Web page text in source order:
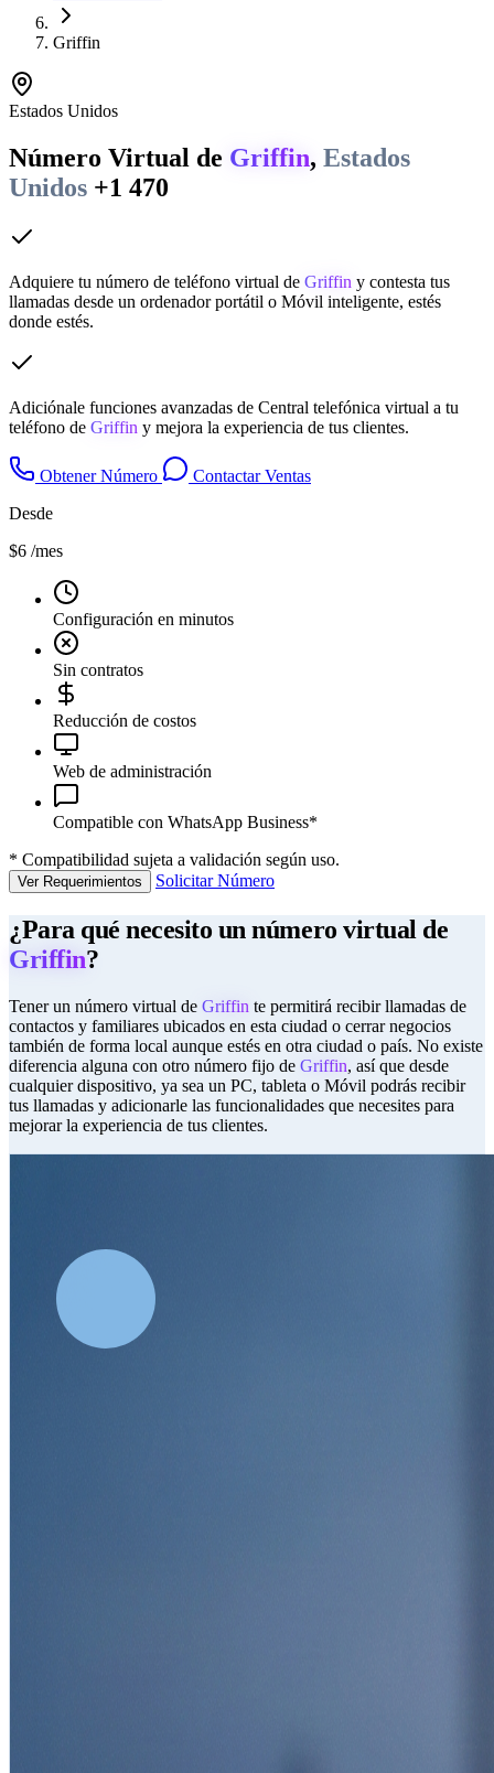
Griffin
Estados Unidos
Número Virtual de Griffin, Estados
Unidos +1 470
Adquiere tu número de teléfono virtual de Griffin y contesta tus
llamadas desde un ordenador portátil o Móvil inteligente, estés
donde estés.
Adiciónale funciones avanzadas de Central telefónica virtual a tu
teléfono de Griffin y mejora la experiencia de tus clientes.
Obtener Número
Contactar Ventas
Desde
$6 /mes
Configuración en minutos
Sin contratos
Reducción de costos
Web de administración
Compatible con WhatsApp Business*
* Compatibilidad sujeta a validación según uso.
Ver Requerimientos Solicitar Número
¿Para qué necesito un número virtual de
Griffin?
Tener un número virtual de Griffin te permitirá recibir llamadas de
contactos y familiares ubicados en esta ciudad o cerrar negocios
también de forma local aunque estés en otra ciudad o país. No existe
diferencia alguna con otro número fijo de Griffin, así que desde
cualquier dispositivo, ya sea un PC, tableta o Móvil podrás recibir
tus llamadas y adicionarle las funcionalidades que necesites para
mejorar la experiencia de tus clientes.